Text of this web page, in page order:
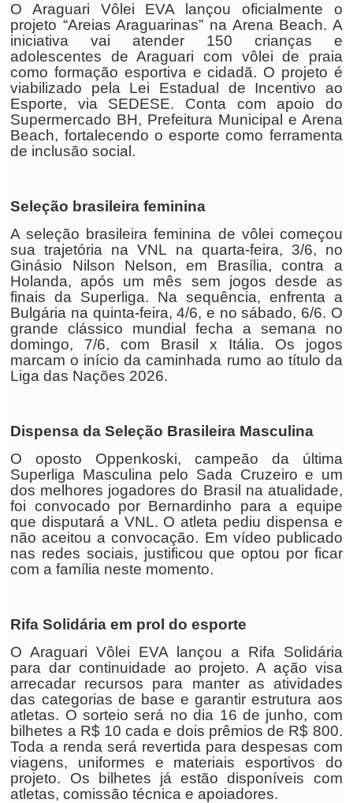
O Araguari Vôlei EVA lançou oficialmente o
projeto “Areias Araguarinas” na Arena Beach. A
iniciativa vai atender 150 crianças e
adolescentes de Araguari com vôlei de praia
como formação esportiva e cidadã. O projeto é
viabilizado pela Lei Estadual de Incentivo ao
Esporte, via SEDESE. Conta com apoio do
Supermercado BH, Prefeitura Municipal e Arena
Beach, fortalecendo o esporte como ferramenta
de inclusão social.
Seleção brasileira feminina
A seleção brasileira feminina de vôlei começou
sua trajetória na VNL na quarta-feira, 3/6, no
Ginásio Nilson Nelson, em Brasília, contra a
Holanda, após um mês sem jogos desde as
finais da Superliga. Na sequência, enfrenta a
Bulgária na quinta-feira, 4/6, e no sábado, 6/6. O
grande clássico mundial fecha a semana no
domingo, 7/6, com Brasil x Itália. Os jogos
marcam o início da caminhada rumo ao título da
Liga das Nações 2026.
Dispensa da Seleção Brasileira Masculina
O oposto Oppenkoski, campeão da última
Superliga Masculina pelo Sada Cruzeiro e um
dos melhores jogadores do Brasil na atualidade,
foi convocado por Bernardinho para a equipe
que disputará a VNL. O atleta pediu dispensa e
não aceitou a convocação. Em vídeo publicado
nas redes sociais, justificou que optou por ficar
com a família neste momento.
Rifa Solidária em prol do esporte
O Araguari Vôlei EVA lançou a Rifa Solidária
para dar continuidade ao projeto. A ação visa
arrecadar recursos para manter as atividades
das categorias de base e garantir estrutura aos
atletas. O sorteio será no dia 16 de junho, com
bilhetes a R$ 10 cada e dois prêmios de R$ 800.
Toda a renda será revertida para despesas com
viagens, uniformes e materiais esportivos do
projeto. Os bilhetes já estão disponíveis com
atletas, comissão técnica e apoiadores.